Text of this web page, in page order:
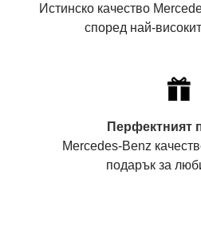
Истинско качество
според най-
Перфектният
Mercedes-Benz
подарък за